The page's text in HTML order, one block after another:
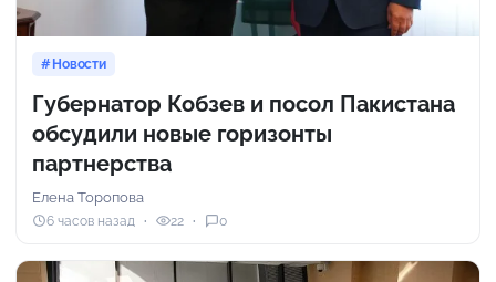
Новости
Губернатор Кобзев и посол Пакистана
обсудили новые горизонты
партнерства
Елена Торопова
6 часов назад 22 0